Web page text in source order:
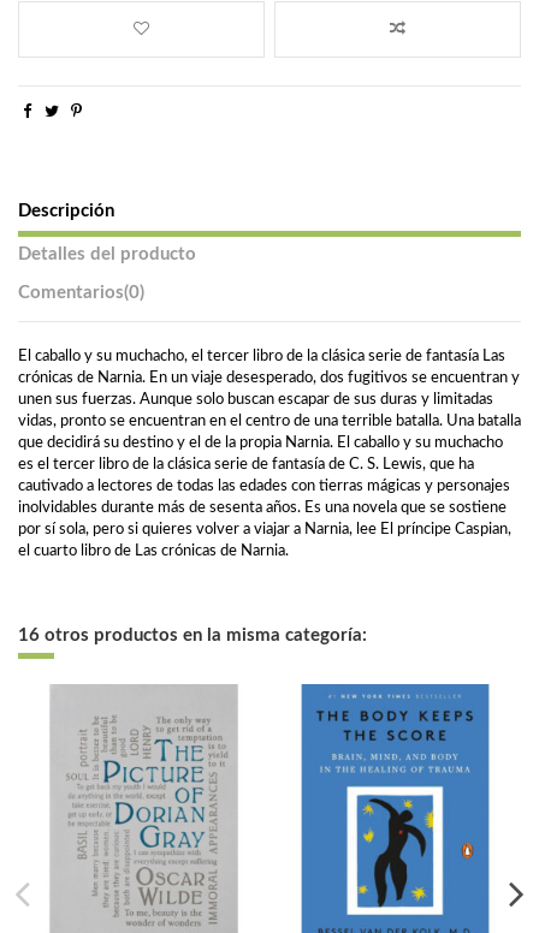
Descripción
Detalles del producto
Comentarios(0)
El caballo y su muchacho, el tercer libro de la clásica serie de fantasía Las
crónicas de Narnia. En un viaje desesperado, dos fugitivos se encuentran y
unen sus fuerzas. Aunque solo buscan escapar de sus duras y limitadas
vidas, pronto se encuentran en el centro de una terrible batalla. Una batalla
que decidirá su destino y el de la propia Narnia. El caballo y su muchacho
es el tercer libro de la clásica serie de fantasía de C. S. Lewis, que ha
cautivado a lectores de todas las edades con tierras mágicas y personajes
inolvidables durante más de sesenta años. Es una novela que se sostiene
por sí sola, pero si quieres volver a viajar a Narnia, lee El príncipe Caspian,
el cuarto libro de Las crónicas de Narnia.
16 otros productos en la misma categoría: